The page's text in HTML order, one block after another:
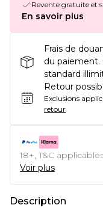
Revente gratuite et
En savoir plus
Frais de
du paiement.
standard
Retour
Exclusions
retour
18+, T&C
Voir plus
Description